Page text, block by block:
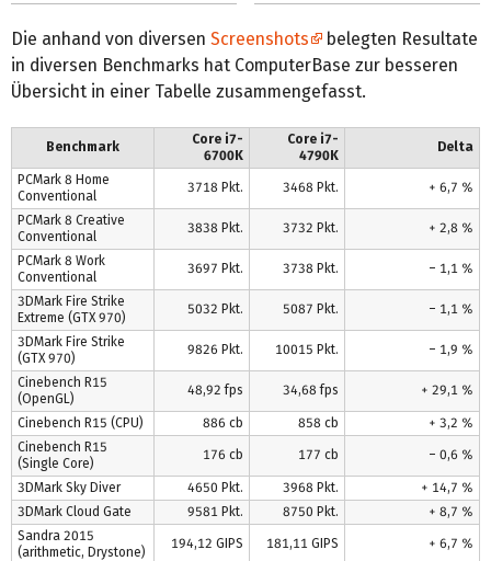
Die anhand von diversen Screenshots
belegten Resultate
in diversen Benchmarks hat ComputerBase zur besseren
Übersicht in einer Tabelle zusammengefasst.
Benchmark
Core i7-
6700K
Core i7-
4790K
Delta
PCMark 8 Home
Conventional
3718 Pkt. 3468 Pkt. + 6,7 %
PCMark 8 Creative
Conventional
3838 Pkt. 3732 Pkt. + 2,8 %
PCMark 8 Work
Conventional
3697 Pkt. 3738 Pkt. – 1,1 %
3DMark Fire Strike
Extreme (GTX 970)
5032 Pkt. 5087 Pkt. – 1,1 %
3DMark Fire Strike
(GTX 970)
9826 Pkt. 10015 Pkt. – 1,9 %
Cinebench R15
(OpenGL)
48,92 fps 34,68 fps + 29,1 %
Cinebench R15 (CPU) 886 cb 858 cb
+ 3,2 %
Cinebench R15
(Single Core)
176 cb 177 cb – 0,6 %
3DMark Sky Diver 4650 Pkt. 3968 Pkt.
+ 14,7 %
3DMark Cloud Gate
9581 Pkt. 8750 Pkt.
+ 8,7 %
Sandra 2015
(arithmetic, Drystone)
194,12 GIPS 181,11 GIPS + 6,7 %